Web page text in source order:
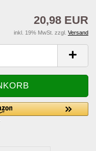
20,98 EUR
inkl. 19% MwSt. zzgl. Versand